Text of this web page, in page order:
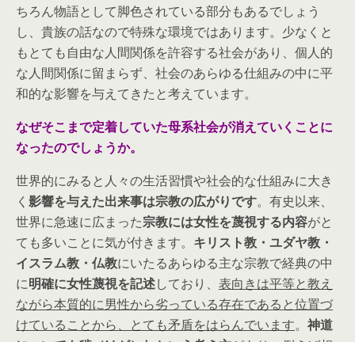
ちろん物語として脚色されている部分もあるでしょう
し、貴族の話なので特殊な環境ではあります。少なくと
もとても自由な人間関係を許容する社会があり、個人的
な人間関係に留まらず、社会のあらゆる仕組みの中に平
和的な影響を与えてきたと考えています。
なぜそこまで定着していた母系社会が消えていくことに
なったのでしょうか。
世界的にみると人々の生活習慣や社会的な仕組みに大き
く 影響を与えた出来事は宗教の広がりです。有史以来、
世界に急速に広まった宗教には女性を蔑視する内容がと
ても多いことに気が付きます。 キリスト教・ユダヤ教・
イスラム教・仏教にいたるあらゆる主な宗教で経典の中
に明確に女性蔑視を記述しており、 表向きは平等と教え
ながら本質的に男性から劣っている存在であると位置づ
けていることから、とても矛盾をはらんでいます。 神道